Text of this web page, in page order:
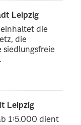
Leipzig
die
die
siedlungsfreie
Leipzig
1:5.000 dient